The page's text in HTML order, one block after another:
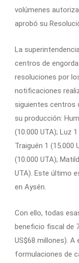
volúmenes
aprobó su
La
centros de
resoluciones por
notificaciones
siguientes centros
su producción:
(10.000 UTA); Luz
Traiguén 1 (15.000
(10.000 UTA);
UTA). Este último
en Aysén.
Con ello, todas
beneficio fiscal de
US$68 millones). A
formulaciones de